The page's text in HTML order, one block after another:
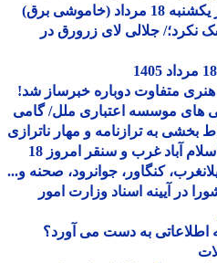
برق)
جلالی لای زرورق در
متفاوت دوباره خبرساز شد!
موسسه اعتباری ملل/ گامی
به ترازنامه و مهار ناترازی
جدول قطعی برق کرمانشاه، اسلام آباد غرب و سنقر امروز 18
آیینه اسناد وزارت امور
به دست می آورد؟